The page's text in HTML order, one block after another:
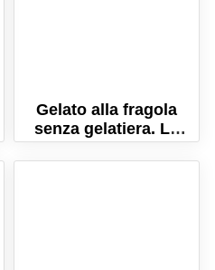
Gelato alla fragola
senza gelatiera. La
ricetta per farlo
cremosissimo!